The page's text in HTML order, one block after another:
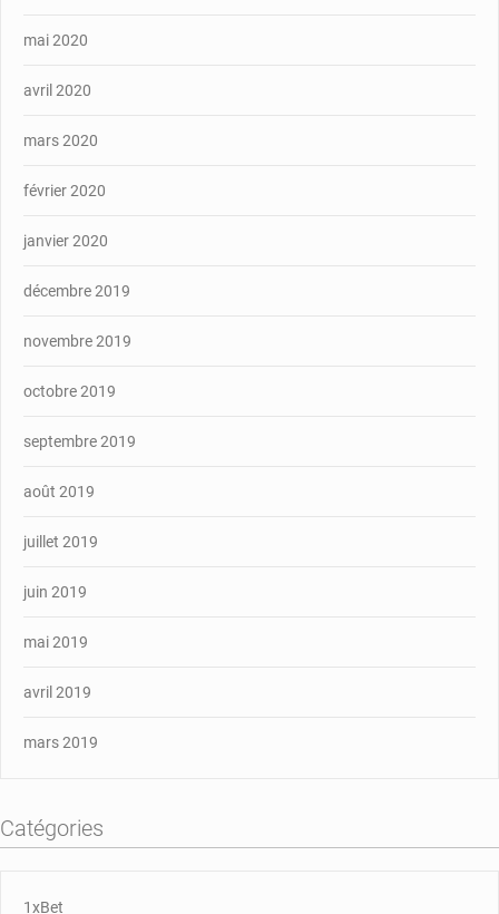
mai 2020
avril 2020
mars 2020
février 2020
janvier 2020
décembre 2019
novembre 2019
octobre 2019
septembre 2019
août 2019
juillet 2019
juin 2019
mai 2019
avril 2019
mars 2019
Catégories
1xBet